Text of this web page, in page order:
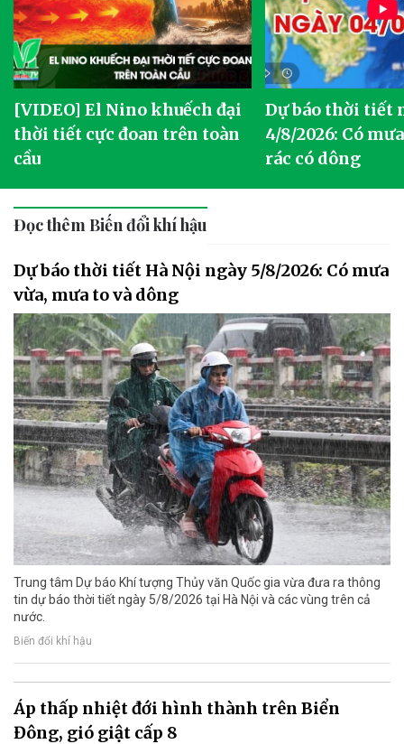
[VIDEO] El Nino khuếch đại
thời tiết cực đoan trên toàn
cầu
Dự báo thời tiết
4/8/2026: Có
rác có dông
Đọc thêm Biến đổi khí hậu
Dự báo thời tiết Hà Nội ngày 5/8/2026: Có mưa
vừa, mưa to và dông
Trung tâm Dự báo Khí tượng Thủy văn Quốc gia vừa đưa ra thông
tin dự báo thời tiết ngày 5/8/2026 tại Hà Nội và các vùng trên cả
nước.
Biến đổi khí hậu
Áp thấp nhiệt đới hình thành trên Biển
Đông, gió giật cấp 8